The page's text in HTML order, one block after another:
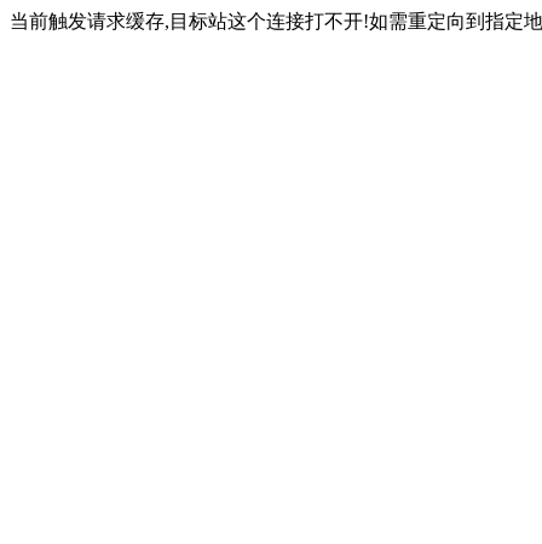
当前触发请求缓存,目标站这个连接打不开!如需重定向到指定